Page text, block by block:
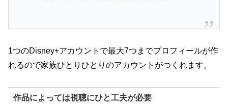
1つのDisney+アカウントで最大7つまでプロフィールが作
れるので家族ひとりひとりのアカウントがつくれます。
作品によっては視聴にひと工夫が必要